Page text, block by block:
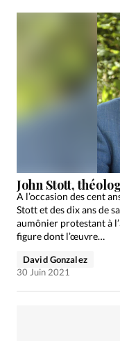
John Stott,
A l’occasion des cent
Stott et des dix ans de
aumônier protestant à
figure dont l’œuvre…
David Gonzalez
30 Juin 2021